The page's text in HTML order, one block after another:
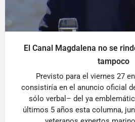
El Canal Magdalena no se
tampoco
Previsto para el viernes 27
consistiría en el anuncio oficial
sólo verbal– del ya
últimos 5 años esta columna,